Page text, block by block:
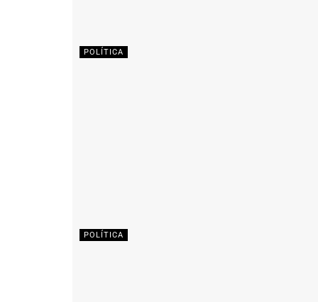
POLÍTICA
POLÍTICA